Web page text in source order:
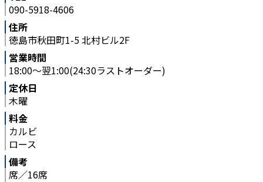
090-5918-4606
住所
徳島市秋田町1-5 北村ビル2F
営業時間
18:00～翌1:00(24:30ラストオーダー)
定休日
木曜
料金
カルビ
ロース
備考
席／16席